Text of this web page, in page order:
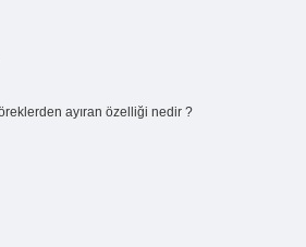
ayıran özelliği nedir ?